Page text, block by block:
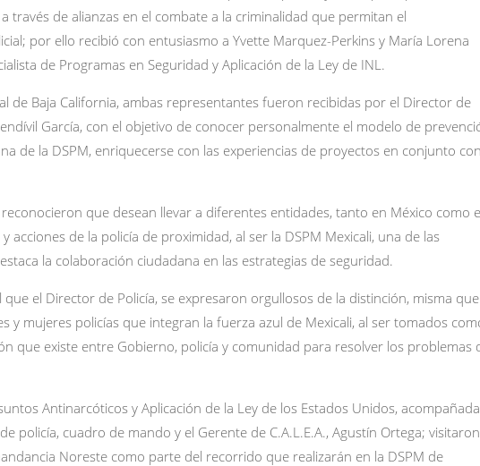
través de alianzas en el combate a la criminalidad que permitan el
por ello recibió con entusiasmo a Yvette Marquez-Perkins y María Lorena
de Programas en Seguridad y Aplicación de la Ley de INL.
de Baja California, ambas representantes fueron recibidas por el Director de
García, con el objetivo de conocer personalmente el modelo de
de la DSPM, enriquecerse con las experiencias de proyectos en conjunto
que desean llevar a diferentes entidades, tanto en México como
acciones de la policía de proximidad, al ser la DSPM Mexicali, una de las
la colaboración ciudadana en las estrategias de seguridad.
que el Director de Policía, se expresaron orgullosos de la distinción, misma que
y mujeres policías que integran la fuerza azul de Mexicali, al ser tomados
que existe entre Gobierno, policía y comunidad para resolver los problemas
Antinarcóticos y Aplicación de la Ley de los Estados Unidos,
policía, cuadro de mando y el Gerente de C.A.L.E.A., Agustín Ortega; visitaron
Noreste como parte del recorrido que realizarán en la DSPM de